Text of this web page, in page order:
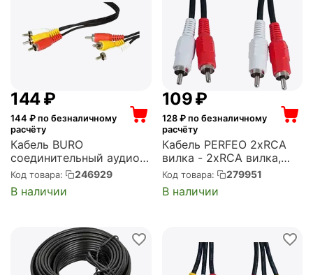
‍144‍₽
144 ₽ по безналичному
расчёту
Кабель BURO
соединительный аудио-
видео 3хRCA (m)/3хRCA
(m) 5м. черный
(BAAC027-5)
Код товара: 246929
В наличии
‍109‍₽
128₽ по безналичному
расчёту
Кабель PERFEO 2xRCA
вилка - 2xRCA вилка,
длина 1 м. (R3001)
Код товара: 279951
В наличии